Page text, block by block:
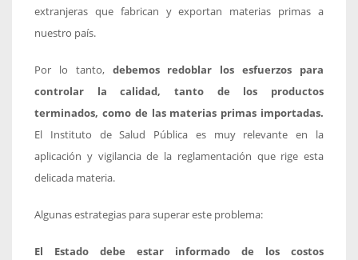
extranjeras que fabrican y exportan materias primas a
nuestro país.
Por lo tanto, debemos redoblar los esfuerzos para
controlar la calidad, tanto de los productos
terminados, como de las materias primas importadas.
El Instituto de Salud Pública es muy relevante en la
aplicación y vigilancia de la reglamentación que rige esta
delicada materia.
Algunas estrategias para superar este problema:
El Estado debe estar informado de los costos